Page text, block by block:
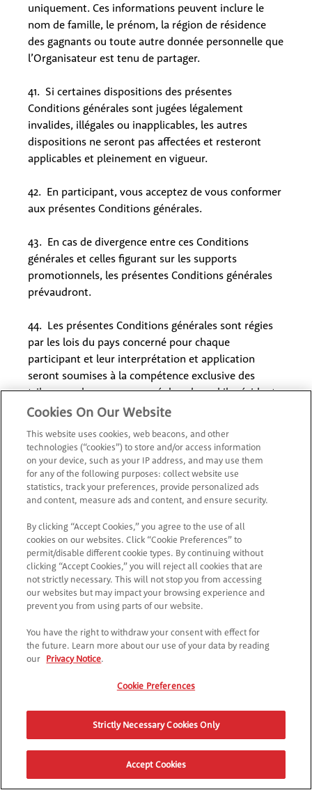
uniquement. Ces informations peuvent inclure le
nom de famille, le prénom, la région de résidence
des gagnants ou toute autre donnée personnelle que
l’Organisateur est tenu de partager.
41. Si certaines dispositions des présentes
Conditions générales sont jugées légalement
invalides, illégales ou inapplicables, les autres
dispositions ne seront pas affectées et resteront
applicables et pleinement en vigueur.
42. En participant, vous acceptez de vous conformer
aux présentes Conditions générales.
43. En cas de divergence entre ces Conditions
générales et celles figurant sur les supports
promotionnels, les présentes Conditions générales
prévaudront.
44. Les présentes Conditions générales sont régies
par les lois du pays concerné pour chaque
participant et leur interprétation et application
seront soumises à la compétence exclusive des
tribunaux du pays concerné dans lequel ils résident.
1.Cadeau My Nintendo Platinum Points
(personnes résidant en Belgique et au
Luxembourg uniquement) :entre le 7 janvier 2025
à 00 h 01 et le 15 juillet 2025 à 23 h 59 inclus, les
utilisateurs peuvent réclamer 100 points
Nintendo Platinum gratuits (« cadeaux ») d’une
valeur d’environ 3,99 € à utiliser sur leur compte
Nintendo.
2.Comment demander et gagner des points
Nintendo Platinum :
a. Aller sur Pringles à l’aide d’un smartphone
pringles.comaccéder à l’Offre promotionnelle
b. Créer un compte ou se connecter à un compte
Kellogg’s ;
c. Cliquer sur « Fais pop et marque des points » ;
d. Les utilisateurs recevront alors un code unique
à utiliser sur leur compte Nintendo ;
e. Utiliser le bouton « Utiliser un code sur
Cookies On Our Website
This website uses cookies, web beacons, and other
technologies (“cookies”) to store and/or access information
on your device, such as your IP address, and may use them
for any of the following purposes: collect website use
statistics, track your preferences, provide personalized ads
and content, measure ads and content, and ensure security.
By clicking “Accept Cookies,” you agree to the use of all
cookies on our websites. Click “Cookie Preferences” to
permit/disable different cookie types. By continuing without
clicking “Accept Cookies,” you will reject all cookies that are
not strictly necessary. This will not stop you from accessing
our websites but may impact your browsing experience and
prevent you from using parts of our website.
You have the right to withdraw your consent with effect for
the future. Learn more about our use of your data by reading
our Privacy Notice.
Cookie Preferences
Strictly Necessary Cookies Only
Accept Cookies